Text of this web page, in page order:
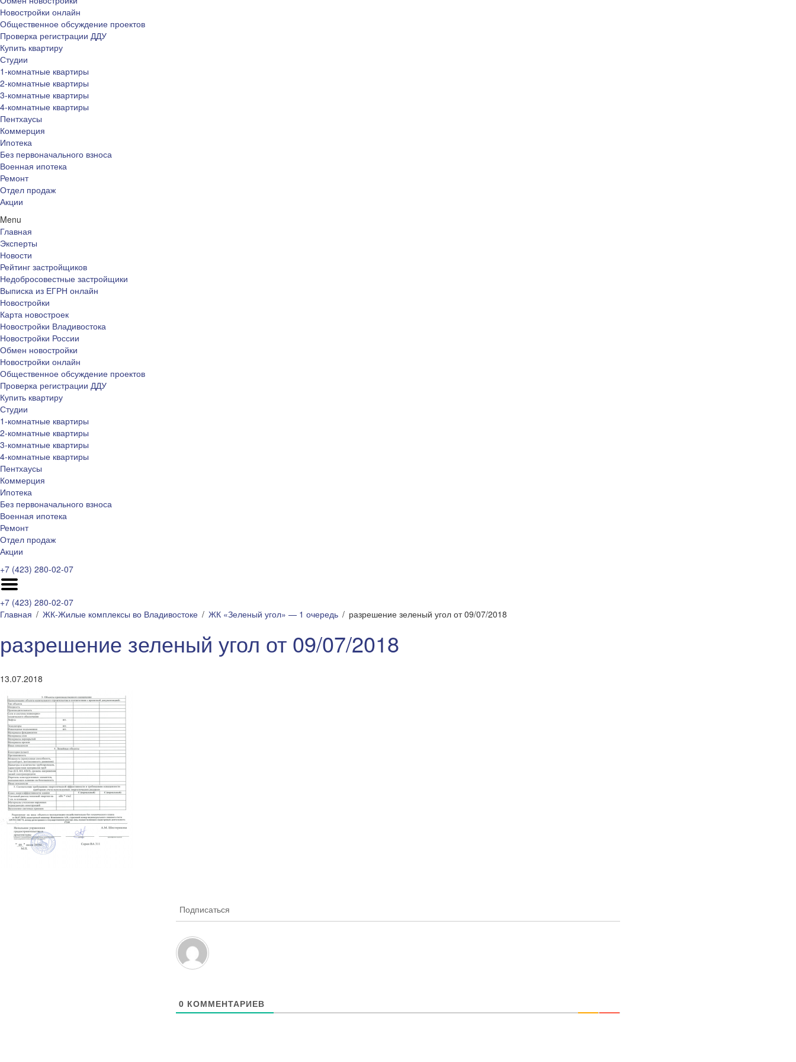
Новостройки онлайн
Общественное обсуждение проектов
Проверка регистрации ДДУ
Купить квартиру
Студии
1-комнатные квартиры
2-комнатные квартиры
3-комнатные квартиры
4-комнатные квартиры
Пентхаусы
Коммерция
Ипотека
Без первоначального взноса
Военная ипотека
Ремонт
Отдел продаж
Акции
Menu
Главная
Эксперты
Новости
Рейтинг застройщиков
Недобросовестные застройщики
Выписка из ЕГРН онлайн
Новостройки
Карта новостроек
Новостройки Владивостока
Новостройки России
Обмен новостройки
Новостройки онлайн
Общественное обсуждение проектов
Проверка регистрации ДДУ
Купить квартиру
Студии
1-комнатные квартиры
2-комнатные квартиры
3-комнатные квартиры
4-комнатные квартиры
Пентхаусы
Коммерция
Ипотека
Без первоначального взноса
Военная ипотека
Ремонт
Отдел продаж
Акции
+7 (423) 280-02-07
+7 (423) 280-02-07
Главная
ЖК-Жилые комплексы во Владивостоке ЖК «Зеленый угол» — 1 очередь разрешение зеленый угол от 09/07/2018
разрешение зеленый угол от 09/07/2018
13.07.2018
Подписаться
0 КОММЕНТАРИЕВ